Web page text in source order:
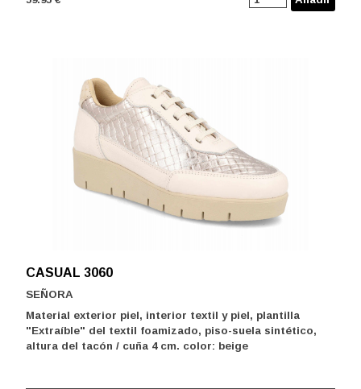
CASUAL 3060
SEÑORA
Material exterior piel, interior textil y piel, plantilla
"Extraíble" del textil foamizado, piso-suela sintético,
altura del tacón / cuña 4 cm. color: beige